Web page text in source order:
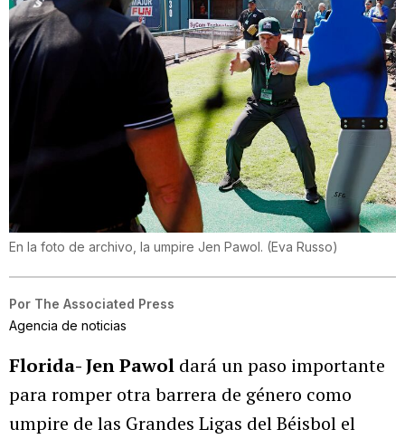
En la foto de archivo, la umpire Jen Pawol. (Eva Russo)
Por The Associated Press
Agencia de noticias
Florida- Jen Pawol dará un paso importante
para romper otra barrera de género como
umpire de las Grandes Ligas del Béisbol el